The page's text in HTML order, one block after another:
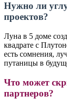
Нужно ли
проектов?
Луна в 5 доме
квадрате с
есть сомнения,
путаницы в
Что может
партнеров?